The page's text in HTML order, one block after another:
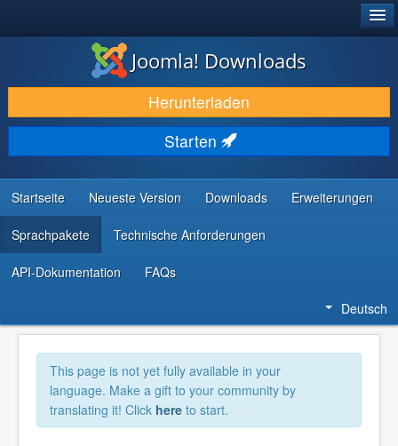
DOWNLOAD & ERWEITERN
ENTDECKEN & LERNEN
COMMUNITY & SUPPORT
RESSOURCEN FÜR ENTWICKLER
Joomla! Downloads
Herunterladen
Starten
Startseite Neueste Version Downloads Erweiterungen
Sprachpakete Technische Anforderungen
API-Dokumentation FAQs
Deutsch
This page is not yet fully available in your
language. Make a gift to your community by
translating it! Click here to start.